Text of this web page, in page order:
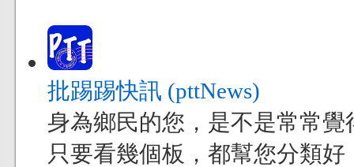
批踢踢快訊 (pttNews)
身為鄉民的您，是不是常常
只要看幾個板，都幫您分類